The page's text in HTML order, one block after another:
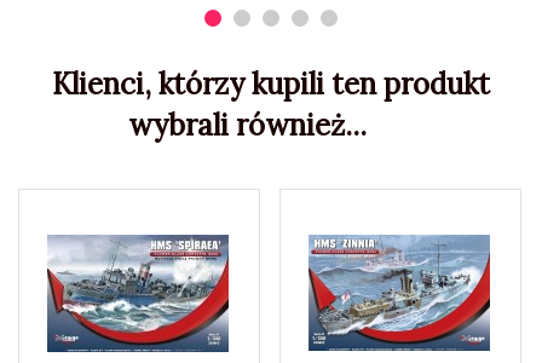
Klienci, którzy kupili ten produkt
wybrali również...